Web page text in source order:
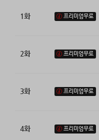
1화 프리미엄무료
2화 프리미엄무료
3화 프리미엄무료
4화 프리미엄무료